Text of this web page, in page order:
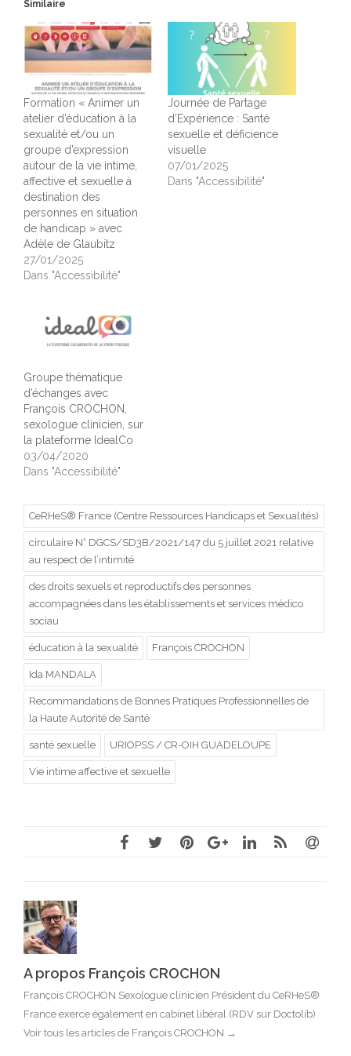
Similaire
Formation « Animer un
atelier d’éducation à la
sexualité et/ou un
groupe d’expression
autour de la vie intime,
affective et sexuelle à
destination des
personnes en situation
de handicap » avec
Adèle de Glaubitz
27/01/2025
Dans "Accessibilité"
Journée de Partage
d’Expérience : Santé
sexuelle et déficience
visuelle
07/01/2025
Dans "Accessibilité"
Groupe thématique
d’échanges avec
François CROCHON,
sexologue clinicien, sur
la plateforme IdealCo
03/04/2020
Dans "Accessibilité"
CeRHeS® France (Centre Ressources Handicaps et Sexualités)
circulaire N° DGCS/SD3B/2021/147 du 5 juillet 2021 relative
au respect de l’intimité
des droits sexuels et reproductifs des personnes
accompagnées dans les établissements et services médico
sociau
éducation à la sexualité François CROCHON
Ida MANDALA
Recommandations de Bonnes Pratiques Professionnelles de
la Haute Autorité de Santé
santé sexuelle URIOPSS / CR-OIH GUADELOUPE
Vie intime affective et sexuelle
A propos François CROCHON
François CROCHON Sexologue clinicien Président du CeRHeS®
France exerce également en cabinet libéral (RDV sur Doctolib)
Voir tous les articles de François CROCHON →